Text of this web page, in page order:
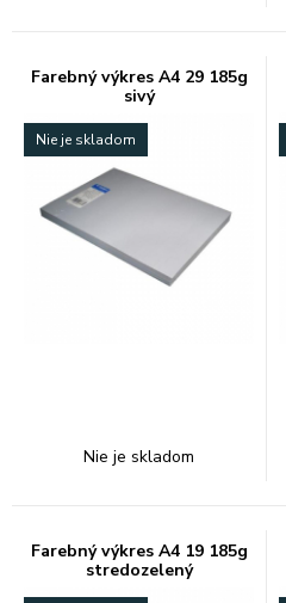
Farebný výkres A4 29 185g
sivý
Nie je skladom
Nie je skladom
Farebný výkres A4 19 185g
stredozelený